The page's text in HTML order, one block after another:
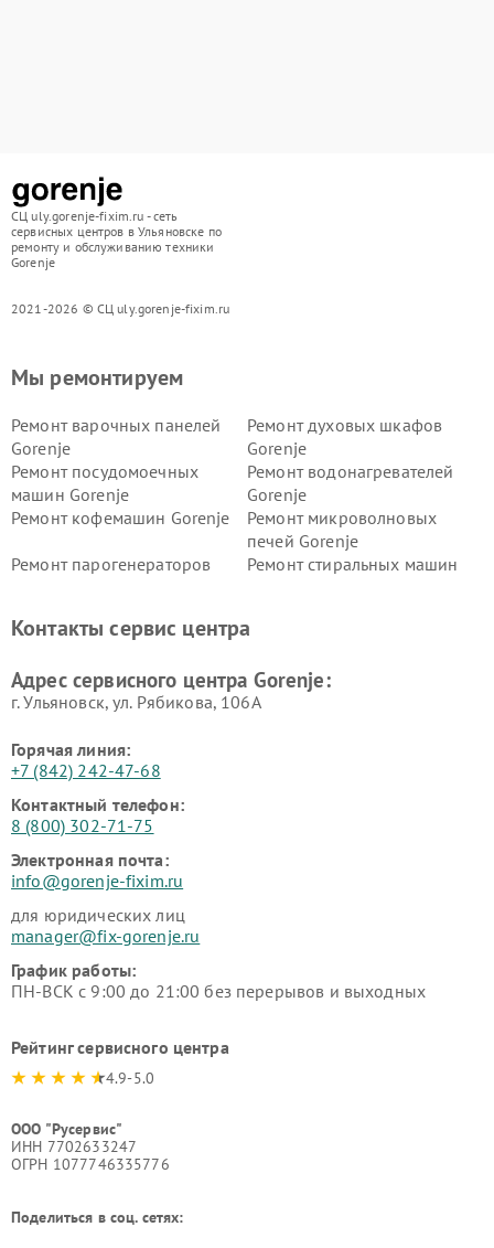
СЦ uly.gorenje-fixim.ru - сеть
сервисных центров в Ульяновске по
ремонту и обслуживанию техники
Gorenje
2021-2026 © СЦ uly.gorenje-fixim.ru
Мы ремонтируем
Ремонт варочных панелей
Gorenje
Ремонт духовых шкафов
Gorenje
Ремонт посудомоечных
машин Gorenje
Ремонт водонагревателей
Gorenje
Ремонт кофемашин Gorenje
Ремонт микроволновых
печей Gorenje
Ремонт парогенераторов
Ремонт стиральных машин
Контакты сервис центра
Адрес сервисного центра Gorenje:
г. Ульяновск, ул. Рябикова, 106А
Горячая линия:
+7 (842) 242-47-68
Контактный телефон:
8 (800) 302-71-75
Электронная почта:
info@gorenje-fixim.ru
для юридических лиц
manager@fix-gorenje.ru
График работы:
ПН-ВСК с 9:00 до 21:00 без перерывов и выходных
Рейтинг сервисного центра
4.9-5.0
ООО "Русервис"
ИНН 7702633247
ОГРН 1077746335776
Поделиться в соц. сетях: